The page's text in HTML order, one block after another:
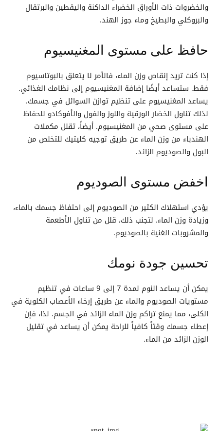
والخضروات ذات الأوراق الخضراء الداكنة واليقطين والبرتقال
والبروكلي والبطيخ وماء جوز الهند.
حافظ على مستوى المغنيسيوم
إذا كنت تريد إنقاص وزن الماء، فالأمر لا يتعلق بالبوتاسيوم
فقط. ستساعد أيضًا إضافة المغنيسيوم إلى نظامك الغذائي.
يساعد المغنيسيوم على تنظيم توازن السوائل في جسمك.
لذلك تناول الخضار الورقية واللوز والفول والأفوكادو للحفاظ
على مستوى صحي من المغنيسيوم. أيضاً، تقلل مكملات
الهندباء من وزن الماء عن طريق توجيه كليتيك للتخلص من
البول والصوديوم الزائد.
اخفض مستوى الصوديوم
يؤدي استهلاك الكثير من الصوديوم إلى احتفاظ جسمك بالماء،
وزيادة وزن الماء. لتجنب ذلك، قلل من تناول الأطعمة
والمشروبات الغنية بالصوديوم.
تحسين جودة نومك
يمكن أن يساعد النوم لمدة 7 إلى 9 ساعات في تنظيم
مستويات الصوديوم والماء عن طريق إرخاء الأعصاب الكلوية في
الكلى، مما يمنع تراكم وزن الماء الزائد في الجسم. لذا، فإن
إعطاء جسمك وقتاً كافياً للراحة يمكن أن يساعد في تقليل
الوزن الزائد من الماء.